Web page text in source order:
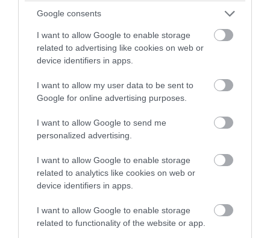
Google consents
I want to allow Google to enable storage
related to advertising like cookies on web or
device identifiers in apps.
I want to allow my user data to be sent to
Google for online advertising purposes.
I want to allow Google to send me
personalized advertising.
I want to allow Google to enable storage
related to analytics like cookies on web or
device identifiers in apps.
I want to allow Google to enable storage
related to functionality of the website or app.
Αλεξανδρούπολη: Νεκρός 77χρονος μετά
από πτώση σε πηγάδι
08.08.2026 | 21:57